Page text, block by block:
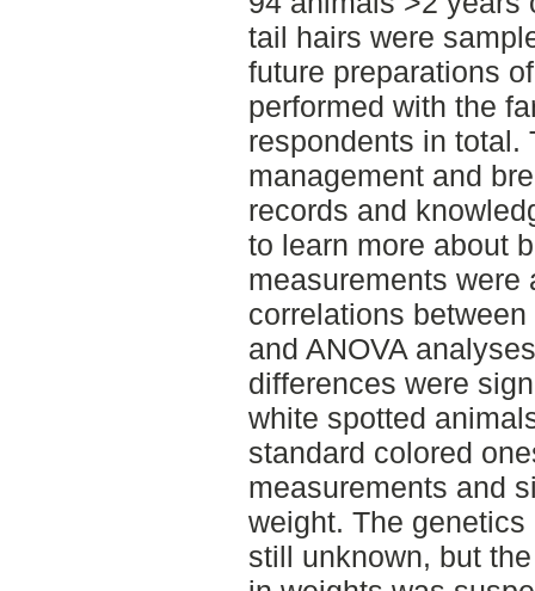
tail hairs were
future preparations
performed with the
respondents in total.
management and
records and
to learn more about
measurements were
correlations
and ANOVA
differences were
white spotted
standard colored
measurements and
weight. The
still unknown, but